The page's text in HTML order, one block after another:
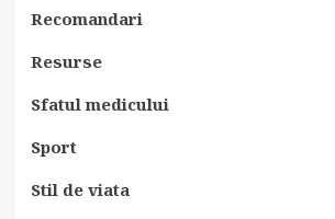
Recomandari
Resurse
Sfatul medicului
Sport
Stil de viata